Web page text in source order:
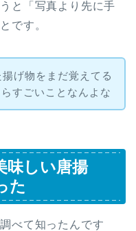
と「写真より先に手
です。
げ物をまだ覚えてる
すごいことなんよな
味しい唐揚
た
べて知ったんです